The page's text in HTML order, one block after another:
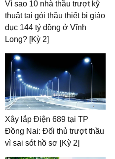
Vì sao 10 nhà thầu trượt kỹ
thuật tại gói thầu thiết bị giáo
dục 144 tỷ đồng ở Vĩnh
Long? [Kỳ 2]
Xây lắp Điện 689 tại TP
Đồng Nai: Đối thủ trượt thầu
vì sai sót hồ sơ [Kỳ 2]